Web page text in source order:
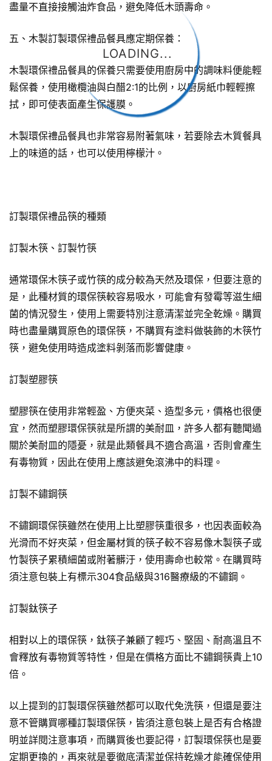
LOADING...
盡量不直接接觸油炸食品，避免降低木頭壽命。
五、木製訂製環保禮品餐具應定期保養：
木製環保禮品餐具的保養只需要使用廚房中的調味料便能輕
鬆保養，使用橄欖油與白醋2:1的比例，以廚房紙巾輕輕擦
拭，即可使表面產生保護膜。
木製環保禮品餐具也非常容易附著氣味，若要除去木質餐具
上的味道的話，也可以使用檸檬汁。
訂製環保禮品筷的種類
訂製木筷、訂製竹筷
通常環保木筷子或竹筷的成分較為天然及環保，但要注意的
是，此種材質的環保筷較容易吸水，可能會有發霉等滋生細
菌的情況發生，使用上需要特別注意清潔並完全乾燥。購買
時也盡量購買原色的環保筷，不購買有塗料做裝飾的木筷竹
筷，避免使用時造成塗料剝落而影響健康。
訂製塑膠筷
塑膠筷在使用非常輕盈、方便夾菜、造型多元，價格也很便
宜，然而塑膠環保筷就是所謂的美耐皿，許多人都有聽聞過
關於美耐皿的隱憂，就是此類餐具不適合高溫，否則會產生
有毒物質，因此在使用上應該避免滾沸中的料理。
訂製不鏽鋼筷
不鏽鋼環保筷雖然在使用上比塑膠筷重很多，也因表面較為
光滑而不好夾菜，但金屬材質的筷子較不容易像木製筷子或
竹製筷子累積細菌或附著髒汙，使用壽命也較常。在購買時
須注意包裝上有標示304食品級與316醫療級的不鏽鋼。
訂製鈦筷子
相對以上的環保筷，鈦筷子兼顧了輕巧、堅固、耐高溫且不
會釋放有毒物質等特性，但是在價格方面比不鏽鋼筷貴上10
倍。
以上提到的訂製環保筷雖然都可以取代免洗筷，但還是要注
意不管購買哪種訂製環保筷，皆須注意包裝上是否有合格證
明並詳閱注意事項，而購買後也要記得，訂製環保筷也是要
定期更換的，再來就是要徹底清潔並保持乾燥才能確保使用